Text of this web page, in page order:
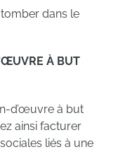
dans le
À BUT
d’œuvre à but
ainsi facturer
liés à une